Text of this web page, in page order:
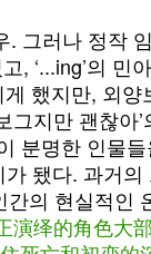
그러나 정작
, ‘...ing’의
했지만, 외
지만 괜찮아
분명한 인물
됐다. 과거
의 현실적인
绎的角色大